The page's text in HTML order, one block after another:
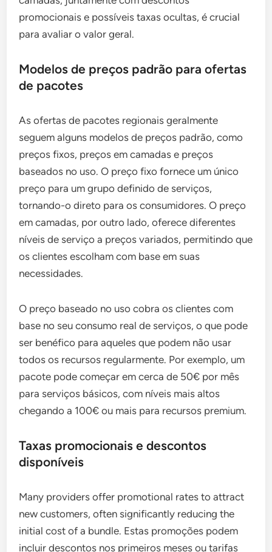
promocionais e possíveis taxas ocultas, é crucial
para avaliar o valor geral.
Modelos de preços padrão para ofertas
de pacotes
As ofertas de pacotes regionais geralmente
seguem alguns modelos de preços padrão, como
preços fixos, preços em camadas e preços
baseados no uso. O preço fixo fornece um único
preço para um grupo definido de serviços,
tornando-o direto para os consumidores. O preço
em camadas, por outro lado, oferece diferentes
níveis de serviço a preços variados, permitindo que
os clientes escolham com base em suas
necessidades.
O preço baseado no uso cobra os clientes com
base no seu consumo real de serviços, o que pode
ser benéfico para aqueles que podem não usar
todos os recursos regularmente. Por exemplo, um
pacote pode começar em cerca de 50€ por mês
para serviços básicos, com níveis mais altos
chegando a 100€ ou mais para recursos premium.
Taxas promocionais e descontos
disponíveis
Many providers offer promotional rates to attract
new customers, often significantly reducing the
initial cost of a bundle. Estas promoções podem
incluir descontos nos primeiros meses ou tarifas